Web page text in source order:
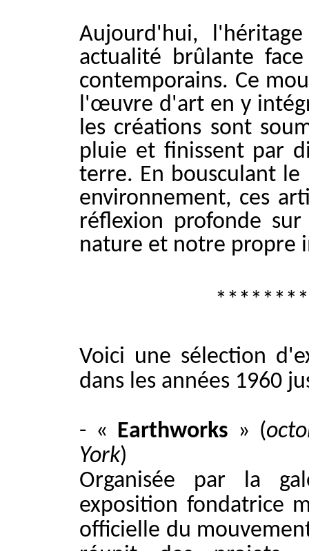
Aujourd'hui,
actualité brûlante
contemporains. Ce
l'œuvre d'art en y
les créations sont
pluie et finissent par
terre. En bousculant
environnement, ces
réflexion profonde
nature et notre propre
Voici une sélection
dans les années 1960
- « Earthworks » (
York)
Organisée par la
exposition fondatrice
officielle du